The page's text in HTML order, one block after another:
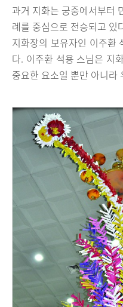
과거 지화는 궁중에서부터
례를 중심으로 전승되고 있
지화장의 보유자인 이주환
다. 이주환 석용 스님은 지
중요한 요소일 뿐만 아니라